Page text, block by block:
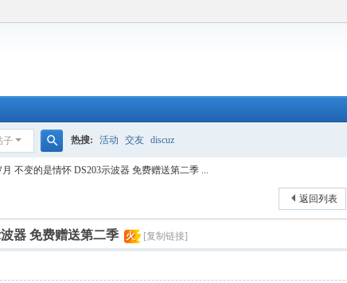
子
搜
热搜: 活动 交友 discuz
不变的是情怀 DS203示波器 免费赠送第二季 ...
返回列表
器 免费赠送第二季 火 [复制链接]